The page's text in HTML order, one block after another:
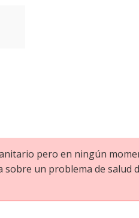
pero en ningún
un problema de salud